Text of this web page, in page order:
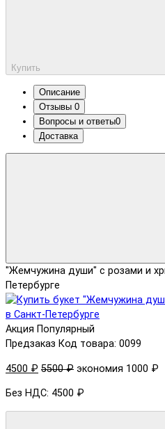
Купить
Описание
Отзывы 0
Вопросы и ответы0
Доставка
"Жемчужина души" с розами и
Петербурге
Акция Популярный
Предзаказ Код товара: 0099
4500 ₽ 5500 ₽ экономия 1000 ₽
Без НДС: 4500 ₽